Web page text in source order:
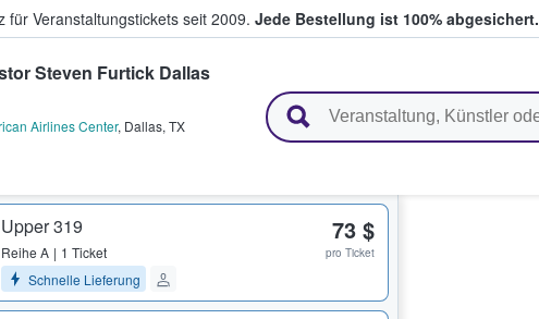
für Veranstaltungstickets seit 2009. Jede Bestellung ist 100% abgesichert.
kaufen & verkaufen
Steven Furtick Dallas
Airlines Center, Dallas, TX
Upper 319
Reihe A
1 Ticket
Schnelle Lieferung
73 $
pro Ticket